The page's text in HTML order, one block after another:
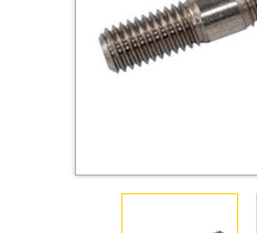
Инструмент
Крюки, кольца с